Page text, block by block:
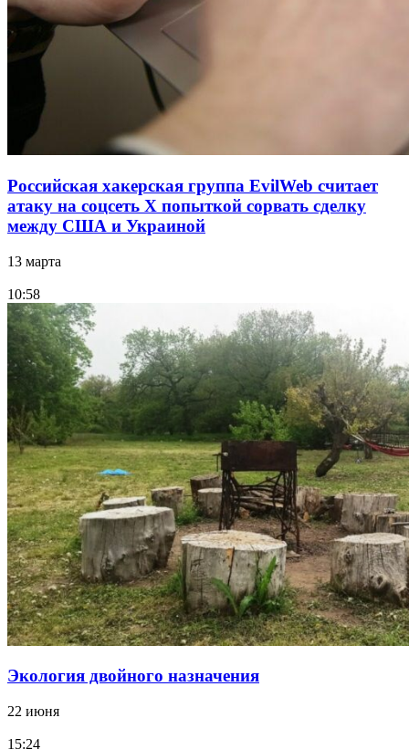
Российская хакерская группа EvilWeb считает
атаку на соцсеть Х попыткой сорвать сделку
между США и Украиной
13 марта
10:58
Экология двойного назначения
22 июня
15:24